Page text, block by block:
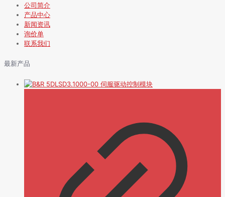
公司简介
产品中心
新闻资讯
询价单
联系我们
最新产品